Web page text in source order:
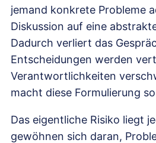
jemand konkrete Probleme
Diskussion auf eine
Dadurch verliert das
Entscheidungen werden
Verantwortlichkeiten
macht diese Formulierung
Das eigentliche Risiko liegt
gewöhnen sich daran,